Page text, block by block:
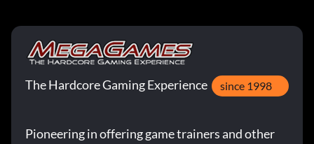
The Hardcore Gaming Experience since 1998
Pioneering in offering game trainers and other